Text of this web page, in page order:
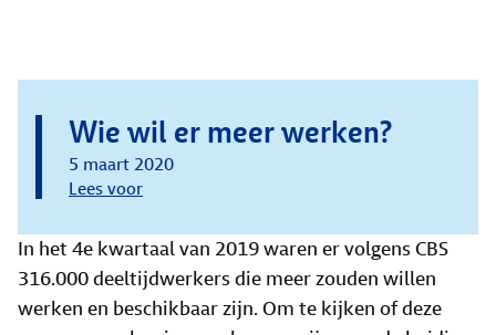
Wie wil er meer werken?
5 maart 2020
Lees voor
In het 4e kwartaal van 2019 waren er volgens CBS
316.000 deeltijdwerkers die meer zouden willen
werken en beschikbaar zijn. Om te kijken of deze